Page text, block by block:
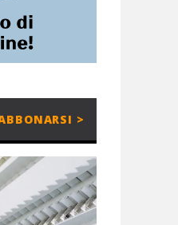
>